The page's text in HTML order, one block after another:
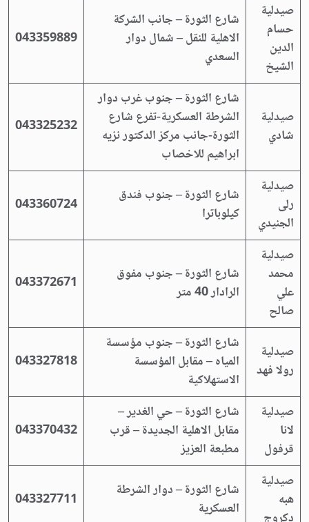
صيدلية
حسام
الدين
الشيخ
شارع الثورة – جانب الشركة
الاهلية للنقل – شمال دوار
السعدي
043359889
صيدلية
شادي
شارع الثورة – جنوب غرب دوار
الشرطة العسكرية-تفرع شارع
الثورة-جانب مركز الدكتور نزيه
ابراهيم للاخصاب
043325232
صيدلية
رلى
الجنيدي
شارع الثورة – جنوب فندق
كيلوباترا
043360724
صيدلية
محمد
علي
صالح
شارع الثورة – جنوب مفوق
الرادار 40 متر
043372671
صيدلية
رولا فهد
شارع الثورة – جنوب مؤسسة
المياه – مقابل المؤسسة
الاستهلاكية
043327818
صيدلية
لانا
قرفول
شارع الثورة – حي الغدير –
مقابل الاهلية الجديدة – قرب
مطبعة العزيز
043370432
صيدلية
هبه
شارع الثورة – دوار الشرطة
العسكرية
043327711